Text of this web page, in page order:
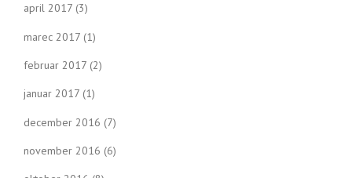
april 2017 (3)
marec 2017 (1)
februar 2017 (2)
januar 2017 (1)
december 2016 (7)
november 2016 (6)